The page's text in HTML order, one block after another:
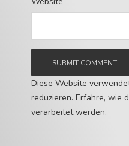
Diese Website
reduzieren. Erfahre, wie
verarbeitet werden.